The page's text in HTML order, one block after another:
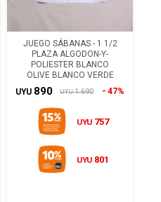
JUEGO SÁBANAS - 1 1/2
PLAZA ALGODON-Y-
POLIESTER BLANCO
OLIVE BLANCO VERDE
UYU 890 UYU 1.690 47%
UYU 757
UYU 801